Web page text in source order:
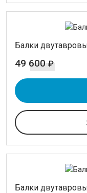
Балки
49 600 ₽
Балки